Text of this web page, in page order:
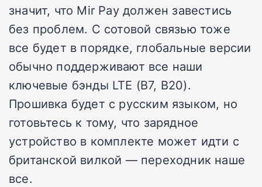
значит, что Mir Pay должен завестись
без проблем. С сотовой связью тоже
все будет в порядке, глобальные версии
обычно поддерживают все наши
ключевые бэнды LTE (B7, B20).
Прошивка будет с русским языком, но
готовьтесь к тому, что зарядное
устройство в комплекте может идти с
британской вилкой — переходник наше
все.